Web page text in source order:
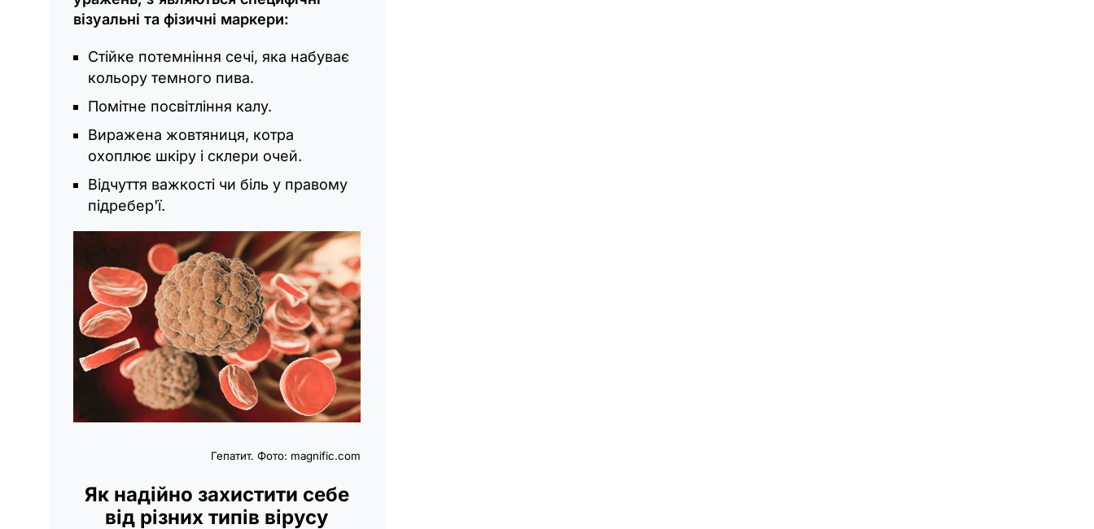
візуальні та фізичні маркери:
Стійке потемніння сечі, яка набуває
кольору темного пива.
Помітне посвітління калу.
Виражена жовтяниця, котра
охоплює шкіру і склери очей.
Відчуття важкості чи біль у правому
підребер'ї.
Гепатит. Фото: magnific.com
Як надійно захистити себе
від різних типів вірусу